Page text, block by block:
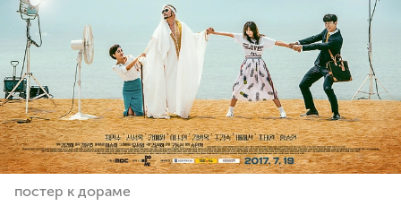
постер к дораме